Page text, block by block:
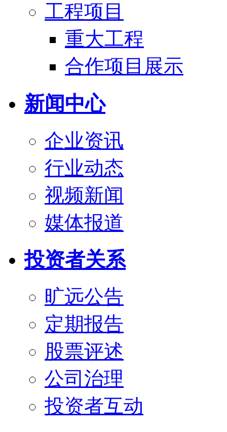
工程项目
重大工程
合作项目展示
新闻中心
企业资讯
行业动态
视频新闻
媒体报道
投资者关系
旷远公告
定期报告
股票评述
公司治理
投资者互动